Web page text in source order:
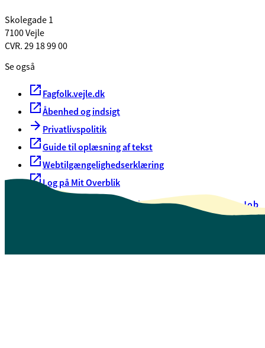
Skolegade 1
7100 Vejle
CVR. 29 18 99 00
Se også
Fagfolk.vejle.dk
Åbenhed og indsigt
Privatlivspolitik
Guide til oplæsning af tekst
Webtilgængelighedserklæring
Log på Mit Overblik
Oversigt over selvbetjeningJob